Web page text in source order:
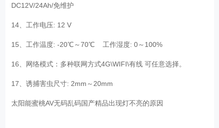
DC12V/24Ah/免维护
14、工作电压: 12 V
15、工作温度: -20℃～70℃ 工作湿度: 0～100%
16、网络模式：多种联网方式4G\WIFI\有线 可任意选择。
17、诱捕害虫尺寸: 2mm～20mm
太阳能蜜桃AV无码乱码国产精品出现灯不亮的原因